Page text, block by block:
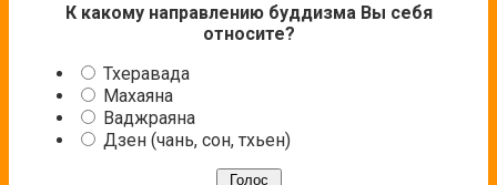
К какому направлению буддизма Вы себя
относите?
Тхеравада
Махаяна
Ваджраяна
Дзен (чань, сон, тхьен)